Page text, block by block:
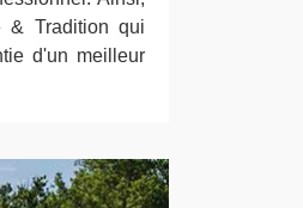
& Tradition qui
d'un meilleur